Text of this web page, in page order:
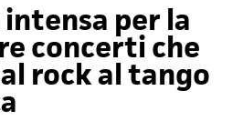
per la
concerti che
rock al tango